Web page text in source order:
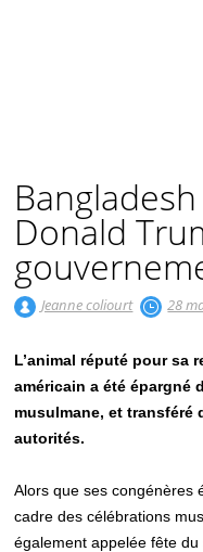
Donald
Jeanne coliourt 28
L’animal réputé pour sa
américain a été épargné
musulmane, et
autorités.
Alors que ses congénères
cadre des célébrations
également appelée fête